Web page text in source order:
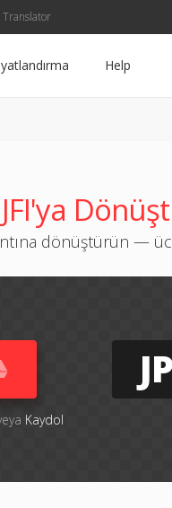
Translator
Help
dönüştürün —
Kaydol